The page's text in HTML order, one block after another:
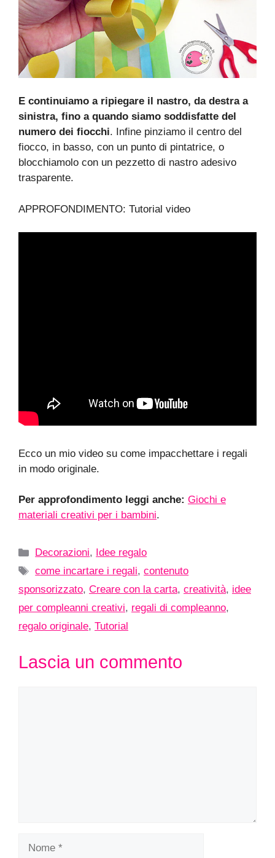
E continuiamo a ripiegare il nastro, da destra a
sinistra, fino a quando siamo soddisfatte del
numero dei fiocchi. Infine pinziamo il centro del
fiocco, in basso, con un punto di pintatrice, o
blocchiamolo con un pezzetto di nastro adesivo
trasparente.
APPROFONDIMENTO: Tutorial video
Ecco un mio video su come impacchettare i regali
in modo originale.
Per approfondimento leggi anche: Giochi e
materiali creativi per i bambini.
Categorie
Decorazioni, Idee regalo
Tag
come incartare i regali,contenuto
sponsorizzato, Creare con la carta, creatività, idee
per compleanni creativi, regali di compleanno,
regalo originale, Tutorial
Lascia un commento